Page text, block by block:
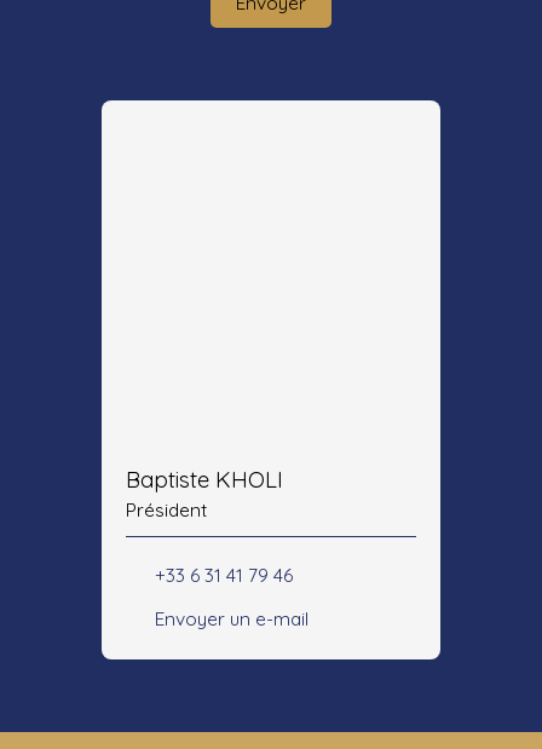
Baptiste KHOLI
Président
+33 6 31 41 79 46
Envoyer un e-mail